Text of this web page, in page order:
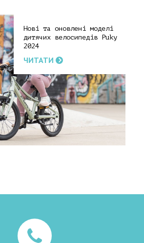
Нові та оновлені моделі
дитячих велосипедів Puky
2024
ЧИТАТИ